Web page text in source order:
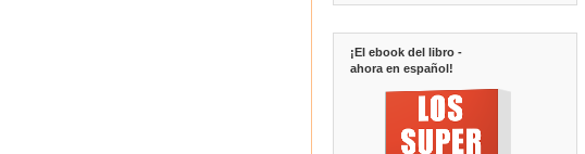
¡El ebook del libro -
ahora en español!